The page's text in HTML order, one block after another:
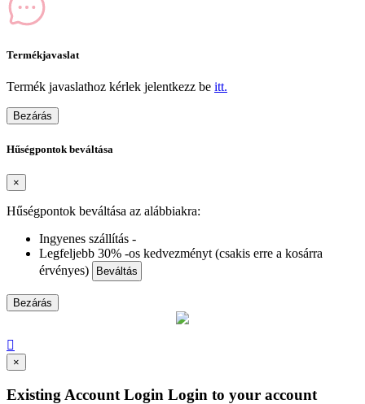
Termékjavaslat
Termék javaslathoz kérlek jelentkezz be itt.
Bezárás
Hűségpontok beváltása
×
Hűségpontok beváltása az alábbiakra:
Ingyenes szállítás -
Legfeljebb 30% -os kedvezményt (csakis erre a kosárra
érvényes)
Beváltás
Bezárás

×
Existing Account Login Login to your account